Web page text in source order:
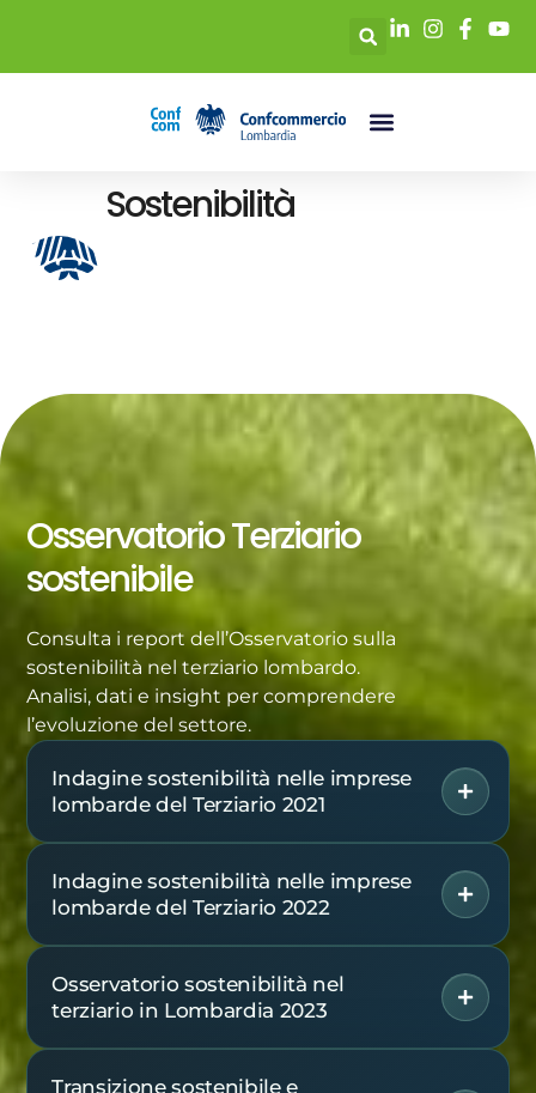
Sostenibilità
Osservatorio Terziario
sostenibile
Consulta i report dell’Osservatorio sulla
sostenibilità nel terziario lombardo.
Analisi, dati e insight per comprendere
l’evoluzione del settore.
Indagine sostenibilità nelle imprese
lombarde del Terziario 2021
Indagine sostenibilità nelle imprese
lombarde del Terziario 2022
Osservatorio sostenibilità nel
terziario in Lombardia 2023
Transizione sostenibile e